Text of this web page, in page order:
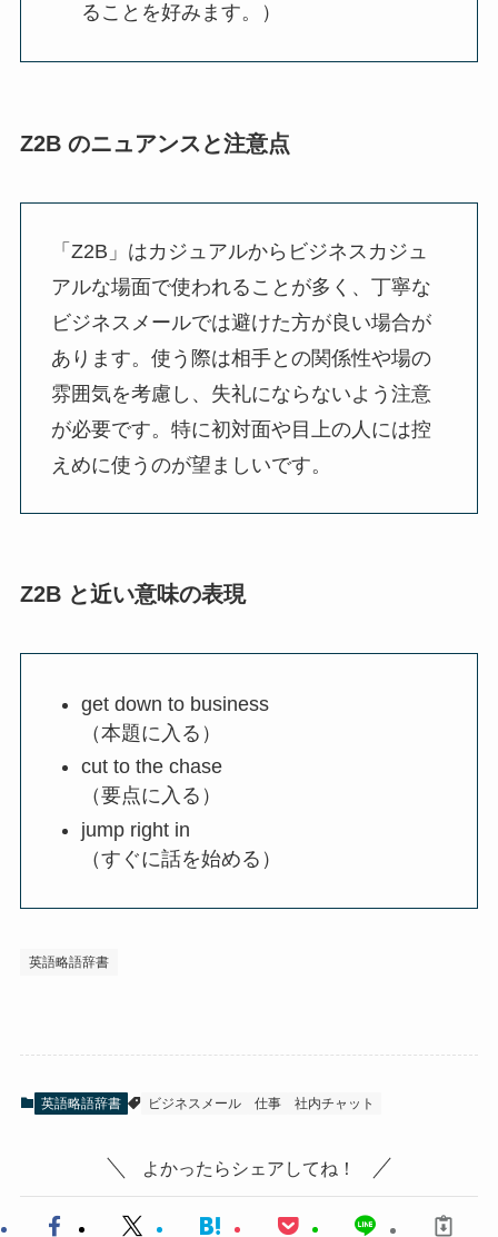
ることを好みます。）
Z2B のニュアンスと注意点
「Z2B」はカジュアルからビジネスカジュ
アルな場面で使われることが多く、丁寧な
ビジネスメールでは避けた方が良い場合が
あります。使う際は相手との関係性や場の
雰囲気を考慮し、失礼にならないよう注意
が必要です。特に初対面や目上の人には控
えめに使うのが望ましいです。
Z2B と近い意味の表現
get down to business
（本題に入る）
cut to the chase
（要点に入る）
jump right in
（すぐに話を始める）
英語略語辞書
英語略語辞書 ビジネスメール 仕事 社内チャット
よかったらシェアしてね！